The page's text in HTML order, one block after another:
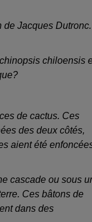
de Jacques Dutronc.
chiloensis
de cactus. Ces
des deux côtés,
aient été
cascade ou sous
Ces bâtons de
dans des